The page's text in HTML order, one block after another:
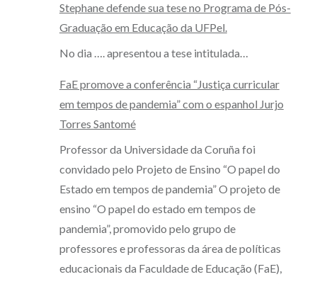
Stephane defende sua tese no Programa de Pós-
Graduação em Educação da UFPel.
No dia …. apresentou a tese intitulada…
FaE promove a conferência “Justiça curricular
em tempos de pandemia” com o espanhol Jurjo
Torres Santomé
Professor da Universidade da Coruña foi
convidado pelo Projeto de Ensino “O papel do
Estado em tempos de pandemia” O projeto de
ensino “O papel do estado em tempos de
pandemia”, promovido pelo grupo de
professores e professoras da área de políticas
educacionais da Faculdade de Educação (FaE),